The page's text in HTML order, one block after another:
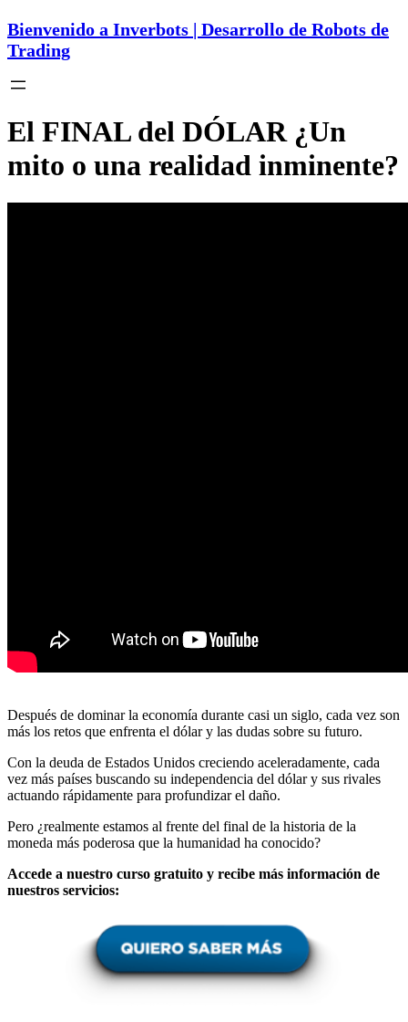
Bienvenido a Inverbots | Desarrollo de Robots de
Trading
El FINAL del DÓLAR ¿Un
mito o una realidad inminente?
Después de dominar la economía durante casi un siglo, cada vez son
más los retos que enfrenta el dólar y las dudas sobre su futuro.
Con la deuda de Estados Unidos creciendo aceleradamente, cada
vez más países buscando su independencia del dólar y sus rivales
actuando rápidamente para profundizar el daño.
Pero ¿realmente estamos al frente del final de la historia de la
moneda más poderosa que la humanidad ha conocido?
Accede a nuestro curso gratuito y recibe más información de
nuestros servicios: